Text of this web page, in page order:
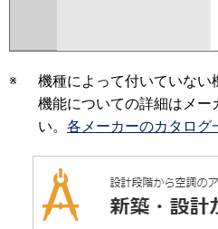
※
機種によって付いていない
機能についての詳細はメー
い。 各メーカーのカタロ